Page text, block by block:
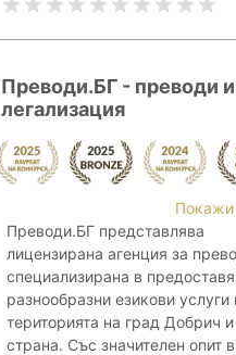
Преводи.БГ - преводи и
легализация
Покажи
Преводи.БГ представлява
лицензирана агенция за
специализирана в
разнообразни езикови услуги
територията на град Добрич и
страна. Със значителен опит в